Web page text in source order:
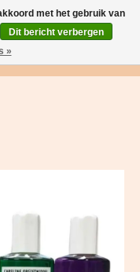
Verlanglijst
met het gebruik van
Dit bericht verbergen
»